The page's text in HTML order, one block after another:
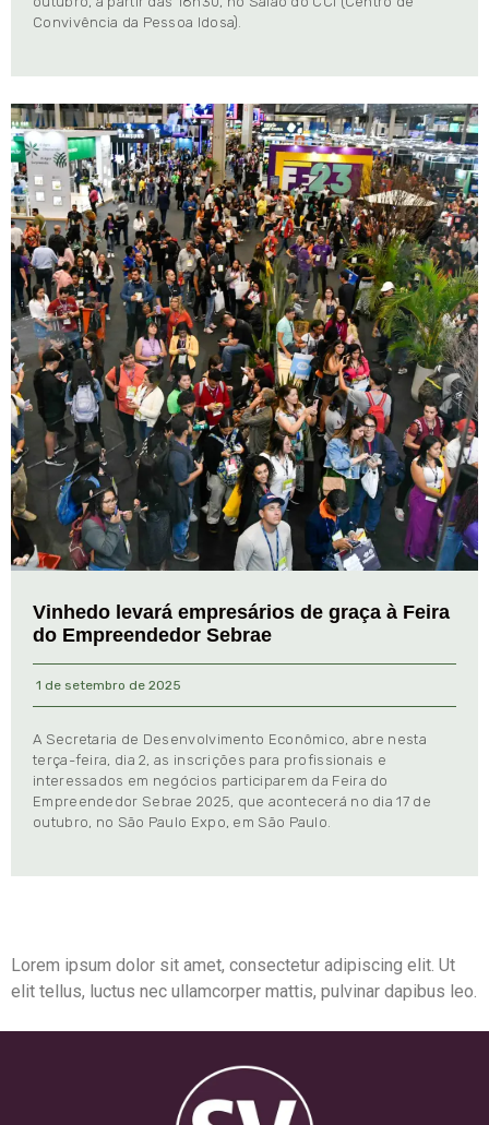
Convivência da Pessoa Idosa).
Vinhedo levará empresários de graça à Feira
do Empreendedor Sebrae
1 de setembro de 2025
A Secretaria de Desenvolvimento Econômico, abre nesta
terça-feira, dia 2, as inscrições para profissionais e
interessados em negócios participarem da Feira do
Empreendedor Sebrae 2025, que acontecerá no dia 17 de
outubro, no São Paulo Expo, em São Paulo.
Lorem ipsum dolor sit amet, consectetur adipiscing elit. Ut
elit tellus, luctus nec ullamcorper mattis, pulvinar dapibus leo.